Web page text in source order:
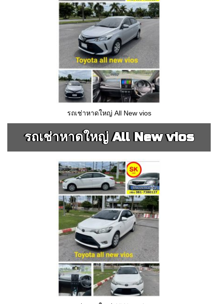
รถเช่าหาดใหญ่ All New vios
รถเช่าหาดใหญ่ All New vios